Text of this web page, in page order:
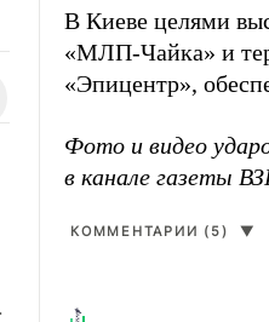
В Киеве целями
«МЛП-Чайка» и
«Эпицентр»,
Фото и видео
в канале газеты
КОММЕНТАРИИ (5) ▼